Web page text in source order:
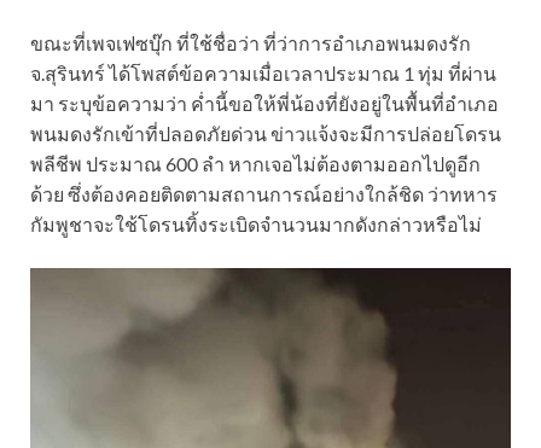
ขณะที่เพจเฟซบุ๊ก ที่ใช้ชื่อว่า ที่ว่าการอำเภอพนมดงรัก
จ.สุรินทร์ ได้โพสต์ข้อความเมื่อเวลาประมาณ 1 ทุ่ม ที่ผ่าน
มา ระบุข้อความว่า ค่ำนี้ขอให้พี่น้องที่ยังอยู่ในพื้นที่อำเภอ
พนมดงรักเข้าที่ปลอดภัยด่วน ข่าวแจ้งจะมีการปล่อยโดรน
พลีชีพ ประมาณ 600 ลำ หากเจอไม่ต้องตามออกไปดูอีก
ด้วย ซึ่งต้องคอยติดตามสถานการณ์อย่างใกล้ชิด ว่าทหาร
กัมพูชาจะใช้โดรนทิ้งระเบิดจำนวนมากดังกล่าวหรือไม่